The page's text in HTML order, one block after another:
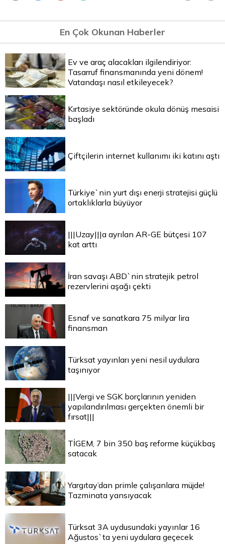
En Çok Okunan Haberler
Ev ve araç alacakları ilgilendiriyor:
Tasarruf finansmanında yeni dönem!
Vatandaşı nasıl etkileyecek?
Kırtasiye sektöründe okula dönüş mesaisi
başladı
Çiftçilerin internet kullanımı iki katını aştı
Türkiye`nin yurt dışı enerji stratejisi güçlü
ortaklıklarla büyüyor
|||Uzay|||a ayrılan AR-GE bütçesi 107
kat arttı
İran savaşı ABD`nin stratejik petrol
rezervlerini aşağı çekti
Esnaf ve sanatkara 75 milyar lira
finansman
Türksat yayınları yeni nesil uydulara
taşınıyor
|||Vergi ve SGK borçlarının yeniden
yapılandırılması gerçekten önemli bir
fırsat|||
TİGEM, 7 bin 350 baş reforme küçükbaş
satacak
Yargıtay’dan primle çalışanlara müjde!
Tazminata yansıyacak
Türksat 3A uydusundaki yayınlar 16
Ağustos`ta yeni uydulara geçecek